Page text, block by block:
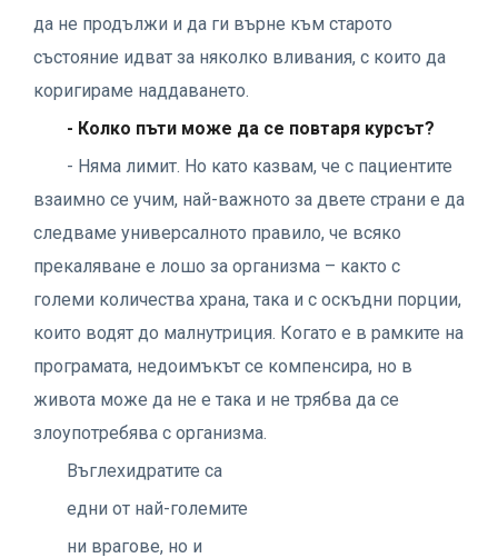
да не продължи и да ги върне към старото
състояние идват за няколко вливания, с които да
коригираме наддаването.
- Колко пъти може да се повтаря курсът?
- Няма лимит. Но като казвам, че с пациентите
взаимно се учим, най-важното за двете страни е да
следваме универсалното правило, че всяко
прекаляване е лошо за организма – както с
големи количества храна, така и с оскъдни порции,
които водят до малнутриция. Когато е в рамките на
програмата, недоимъкът се компенсира, но в
живота може да не е така и не трябва да се
злоупотребява с организма.
Въглехидратите са
едни от най-големите
ни врагове, но и